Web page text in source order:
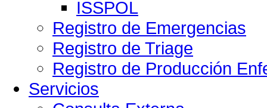
ISSPOL
Registro de Emergencias
Registro de Triage
Registro de Producción
Servicios